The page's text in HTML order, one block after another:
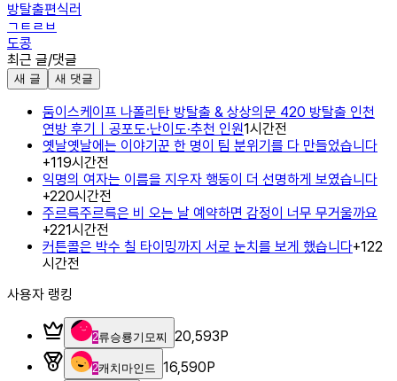
방탈출편식러
ㄱㅌㄹㅂ
도콩
최근 글/댓글
새 글 새 댓글
둠이스케이프 나폴리탄 방탈출 & 상상의문 420 방탈출 인천
연방 후기｜공포도·난이도·추천 인원1시간전
옛날옛날에는 이야기꾼 한 명이 팀 분위기를 다 만들었습니다
+119시간전
익명의 여자는 이름을 지우자 행동이 더 선명하게 보였습니다
+220시간전
주르륵주르륵은 비 오는 날 예약하면 감정이 너무 무거울까요
+221시간전
커튼콜은 박수 칠 타이밍까지 서로 눈치를 보게 했습니다+122
시간전
사용자 랭킹
2류승룡기모찌 20,593P
2캐치마인드 16,590P